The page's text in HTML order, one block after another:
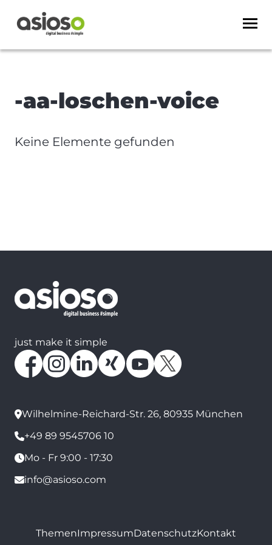
-aa-loschen-voice
Keine Elemente gefunden
just make it simple
Wilhelmine-Reichard-Str. 26, 80935 München
+49 89 9545706 10
Mo - Fr 9:00 - 17:30
info@asioso.com
ThemenImpressumDatenschutzKontakt